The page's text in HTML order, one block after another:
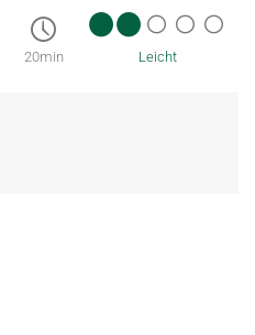
20min Leicht